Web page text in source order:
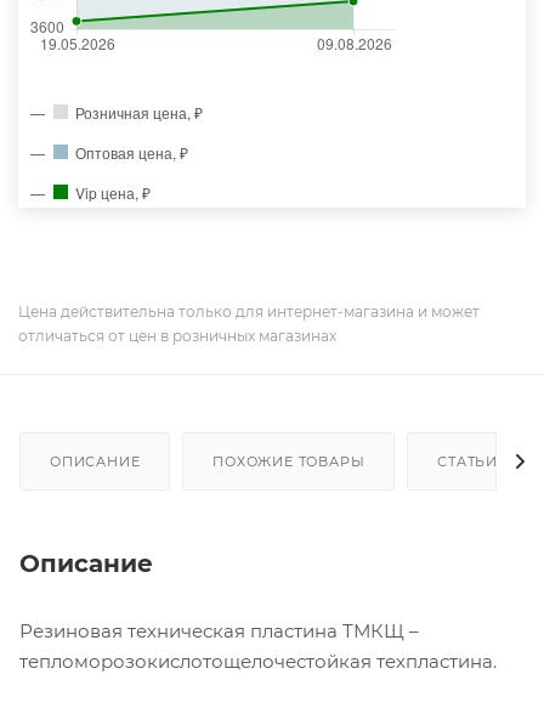
Розничная цена, ₽
Оптовая цена, ₽
Vip цена, ₽
Цена действительна только для интернет-магазина и может
отличаться от цен в розничных магазинах
ОПИСАНИЕ ПОХОЖИЕ ТОВАРЫ СТАТЬИ
Описание
Резиновая техническая пластина ТМКЩ –
тепломорозокислотощелочестойкая техпластина.